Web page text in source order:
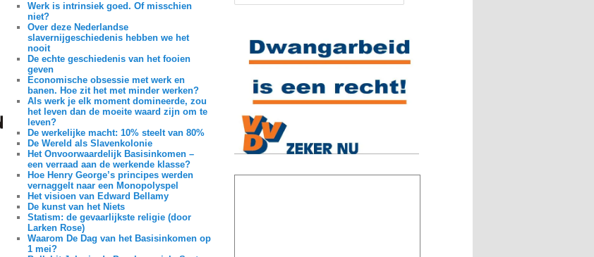
Werk is intrinsiek goed. Of misschien
niet?
Over deze Nederlandse
slavernijgeschiedenis hebben we het
nooit
De echte geschiedenis van het fooien
geven
Economische obsessie met werk en
banen. Hoe zit het met minder werken?
Als werk je elk moment domineerde, zou
het leven dan de moeite waard zijn om te
leven?
De werkelijke macht: 10% steelt van 80%
De Wereld als Slavenkolonie
Het Onvoorwaardelijk Basisinkomen –
een verraad aan de werkende klasse?
Hoe Henry George’s principes werden
vernaggelt naar een Monopolyspel
Het visioen van Edward Bellamy
De kunst van het Niets
Statism: de gevaarlijkste religie (door
Larken Rose)
Waarom De Dag van het Basisinkomen op
1 mei?
e